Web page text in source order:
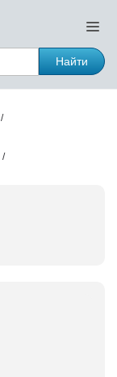
Найти